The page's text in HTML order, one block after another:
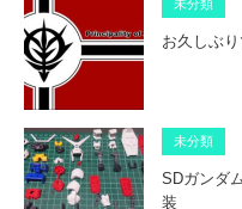
未分類
お久しぶ
未分類
SDガンダ
装